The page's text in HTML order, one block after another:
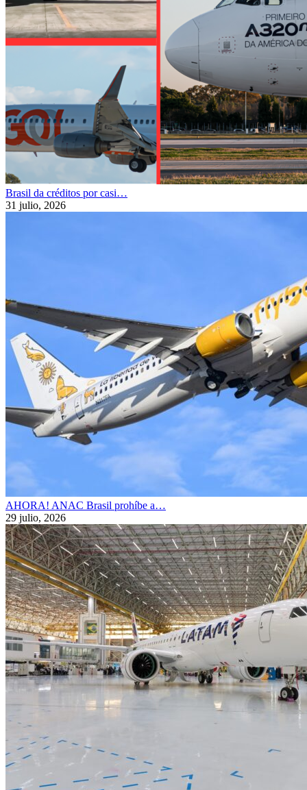
Brasil da créditos por casi…
31 julio, 2026
AHORA! ANAC Brasil prohíbe a…
29 julio, 2026